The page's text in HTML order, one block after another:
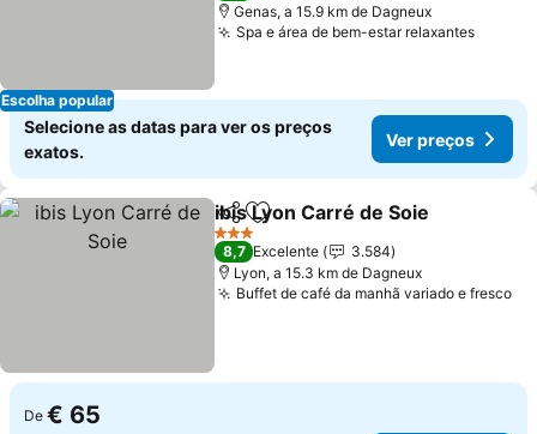
Escolha popular
Genas, a 15.9 km de Dagneux
Spa e área de bem-estar relaxantesVer
Selecione as datas para ver os preços
exatos.
Ver preços
PartilharAdicionar aos favoritos
ibis Lyon Carré de Soie
3 Estrelas
8,7 Excelente
3.584
Lyon, a 15.3 km de Dagneux
Buffet de café da manhã variado e fresco
De € 65